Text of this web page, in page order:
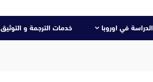
الدراسة في اوروبا خدمات الترجمة و التوثيق